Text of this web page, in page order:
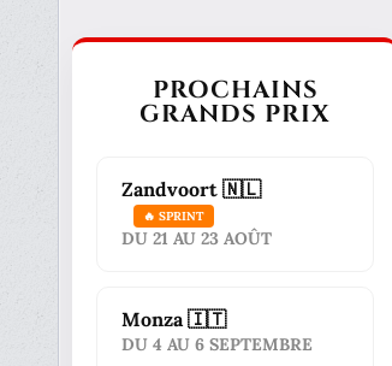
PROCHAINS
GRANDS PRIX
Zandvoort 🇳🇱
🔥 SPRINT
DU 21 AU 23 AOÛT
Monza 🇮🇹
DU 4 AU 6 SEPTEMBRE